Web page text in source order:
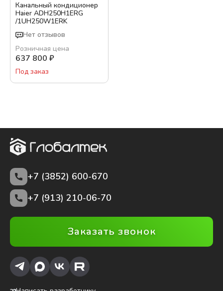
Канальный кондиционер
Haier ADH250H1ERG
/1UH250W1ERK
Нет отзывов
Розничная цена
637 800 ₽
Под заказ
+7 (3852) 600-670
+7 (913) 210-06-70
Заказать звонок